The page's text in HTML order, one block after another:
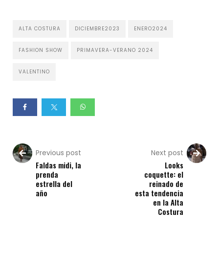
ALTA COSTURA DICIEMBRE2023 ENERO2024
FASHION SHOW PRIMAVERA-VERANO 2024
VALENTINO
Previous post
Faldas midi, la
prenda
estrella del
año
Next post
Looks
coquette: el
reinado de
esta tendencia
en la Alta
Costura